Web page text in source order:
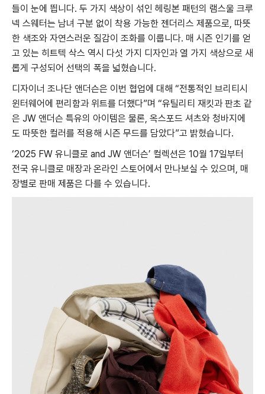
들이 눈에 띕니다. 두 가지 색상이 섞인 헤링본 패턴의 램스울 크루
넥 스웨터는 남녀 구분 없이 착용 가능한 젠더리스 제품으로, 따뜻
한 색조와 자연스러운 질감이 조화를 이룹니다. 매 시즌 인기를 얻
고 있는 히트텍 삭스 역시 다섯 가지 디자인과 열 가지 색상으로 새
롭게 구성되어 선택의 폭을 넓혔습니다.
디자이너 조나단 앤더슨은 이번 협업에 대해 “전통적인 브리티시
윈터웨어에 편리함과 위트를 더했다”며 “유틸리티 재킷과 판초 같
은 JW 앤더슨 특유의 아이템은 물론, 옥스포드 셔츠와 청바지에
도 따뜻한 컬러를 적용해 시즌 무드를 담았다”고 밝혔습니다.
‘2025 FW 유니클로 and JW 앤더슨’ 컬렉션은 10월 17일부터
전국 유니클로 매장과 온라인 스토어에서 만나보실 수 있으며, 매
장별로 판매 제품은 다를 수 있습니다.